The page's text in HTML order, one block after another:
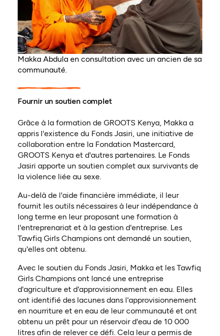
Makka Abdula en consultation avec un ancien de sa
communauté.
Fournir un soutien complet
Grâce à la formation de GROOTS Kenya, Makka a
appris l'existence du Fonds Jasiri, une initiative de
collaboration entre la Fondation Mastercard,
GROOTS Kenya et d'autres partenaires. Le Fonds
Jasiri apporte un soutien complet aux survivants de
la violence liée au sexe.
Au-delà de l'aide financière immédiate, il leur
fournit les outils nécessaires à leur indépendance à
long terme en leur proposant une formation à
l'entreprenariat et à la gestion d'entreprise. Les
Tawfiq Girls Champions ont demandé un soutien,
qu'elles ont obtenu.
Avec le soutien du Fonds Jasiri, Makka et les Tawfiq
Girls Champions ont lancé une entreprise
d'agriculture et d'approvisionnement en eau. Elles
ont identifié des lacunes dans l'approvisionnement
en nourriture et en eau de leur communauté et ont
obtenu un prêt pour un réservoir d'eau de 10 000
litres afin de relever ce défi. Cela leur a permis de